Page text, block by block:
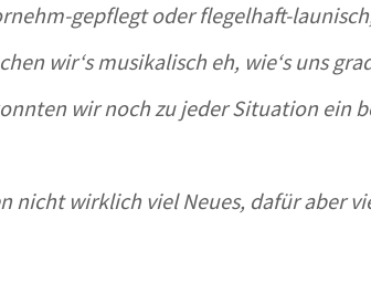
gepflegt oder flegelhaft-
wir‘s musikalisch eh, wie‘s uns
wir noch zu jeder Situation ein
nicht wirklich viel Neues, dafür aber